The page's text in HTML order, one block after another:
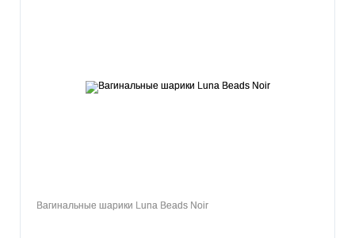
Вагинальные шарики Luna Beads Noir